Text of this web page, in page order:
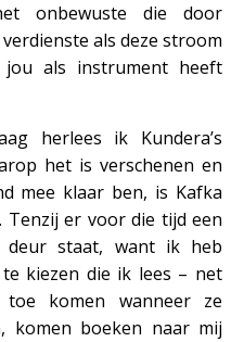
onbewuste die door
als deze stroom
als instrument heeft
herlees ik Kundera’s
het is verschenen en
mee klaar ben, is Kafka
Tenzij er voor die tijd een
deur staat, want ik heb
kiezen die ik lees – net
komen wanneer ze
komen boeken naar mij